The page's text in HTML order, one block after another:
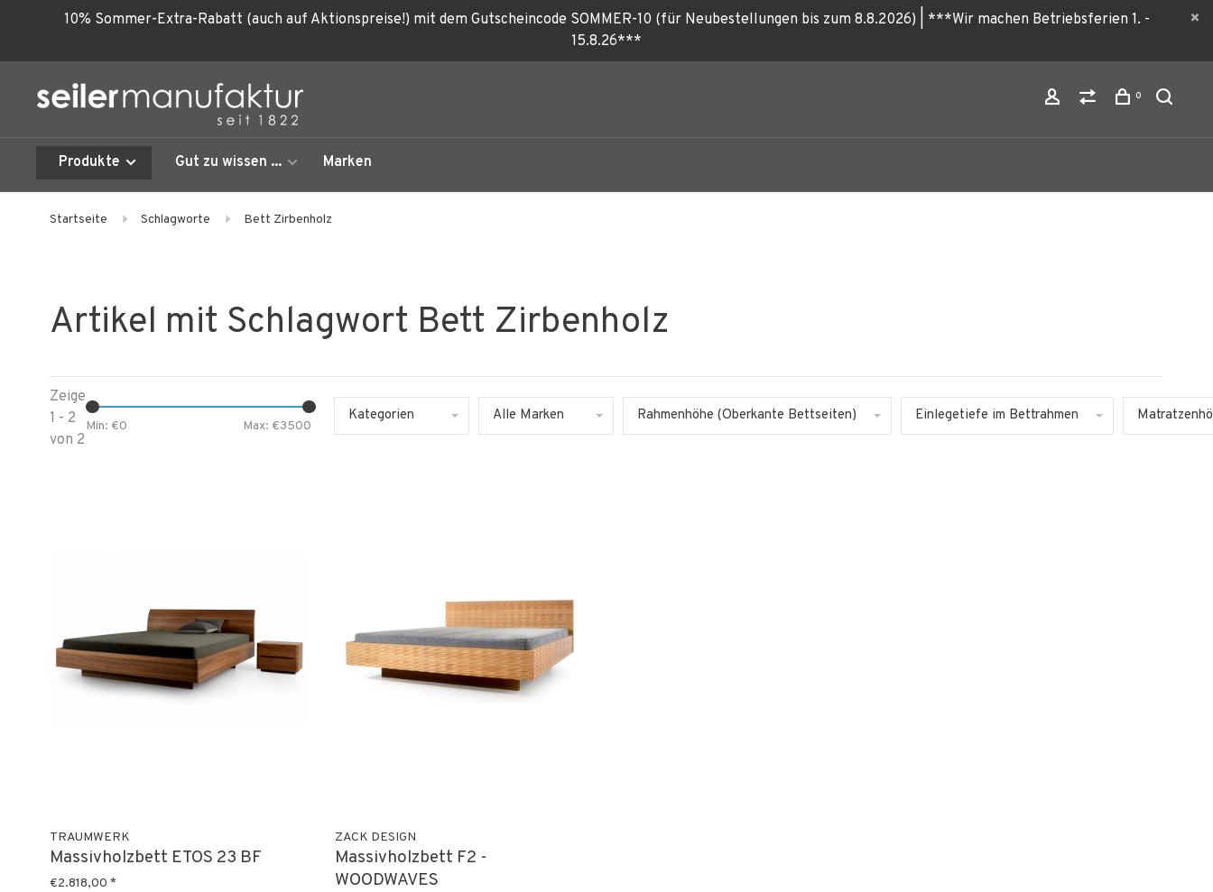
10% Sommer-Extra-Rabatt (auch auf Aktionspreise!) mit dem Gutscheincode SOMMER-10 (für Neubestellungen bis zum 8.8.2026) | ***Wir machen Betriebsferien 1. -
15.8.26***
0
Produkte Gut zu wissen ... Marken
Startseite Schlagworte Bett Zirbenholz
Artikel mit Schlagwort Bett Zirbenholz
Zeige
1 - 2
von 2
Min: €0 Max: €3500
Kategorien Alle Marken Rahmenhöhe (Oberkante Bettseiten) Einlegetiefe im Bettrahmen
TRAUMWERK
Massivholzbett ETOS 23 BF
€2.818,00 *
ZACK DESIGN
Massivholzbett F2 -
WOODWAVES